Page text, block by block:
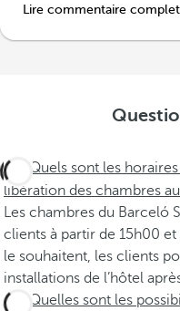
Lire commentaire complet
Quels sont les
libération des chambres
Les chambres du Barceló
clients à partir de 15h00 et
le souhaitent, les clients
installations de l’hôtel
Quelles sont les